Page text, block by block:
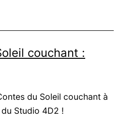
couchant :
du Soleil couchant à
Studio 4D2 !